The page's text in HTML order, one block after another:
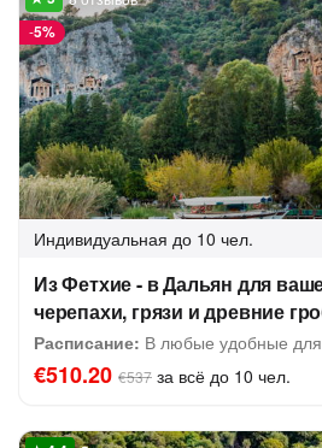
-5%
Индивидуальная до 10 чел.
Из Фетхие - в Дальян для
черепахи, грязи и древние
Расписание: В любые удобные
€510.20 €537 за всё до 10 чел.